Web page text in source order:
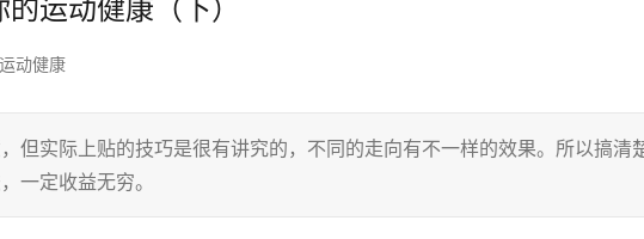
运动健康（下）
运动健康
但实际上贴的技巧是很有讲究的，不同的走向有不一样的效果。所以搞清
一定收益无穷。